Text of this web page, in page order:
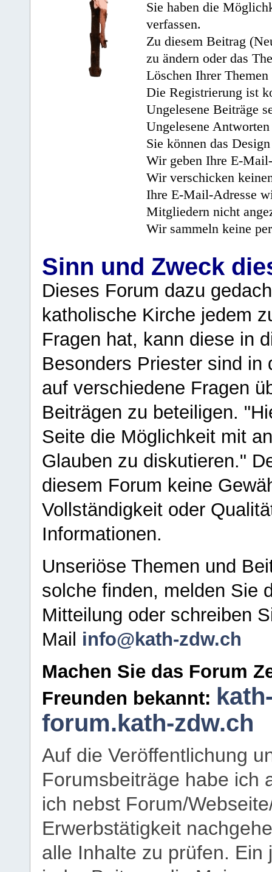
Sie haben die
verfassen.
Zu diesem Beitrag
zu ändern oder das
Löschen Ihrer
Die Registrierung ist
Ungelesene Beiträge
Ungelesene
Sie können das
Wir geben Ihre E-
Wir verschicken
Ihre E-Mail-Adresse
Mitgliedern nicht
Wir sammeln keine
Sinn und Zweck
Dieses Forum dazu
katholische Kirche jedem
Fragen hat, kann diese in
Besonders Priester sind in
auf verschiedene Fragen
Beiträgen zu beteiligen.
Seite die Möglichkeit mit
Glauben zu diskutieren."
diesem Forum keine
Vollständigkeit oder
Informationen.
Unseriöse Themen und
solche finden, melden Sie
Mitteilung oder schreiben
Mail info@kath-zdw.ch
Machen Sie das Forum
Freunden bekannt:
forum.kath-zdw.ch
Auf die Veröffentlichung
Forumsbeiträge habe ich
ich nebst Forum/
Erwerbstätigkeit
alle Inhalte zu prüfen.